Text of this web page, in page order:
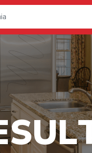
SUL